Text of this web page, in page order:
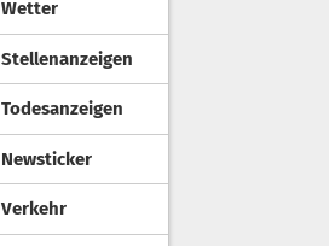
Wetter
Stellenanzeigen
Todesanzeigen
Newsticker
Verkehr